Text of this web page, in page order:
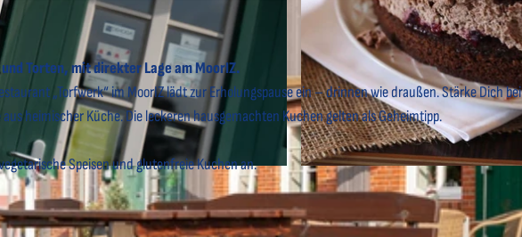
© Sven Haake |CC-BY-SA
Torten, mit direkter Lage am MoorIZ.
„Torfwerk“ im MoorIZ lädt zur Erholungspause ein – drinnen wie draußen. Stärke Dich bei
heimischer Küche. Die leckeren hausgemachten Kuchen gelten als Geheimtipp.
Speisen und glutenfreie Kuchen an.